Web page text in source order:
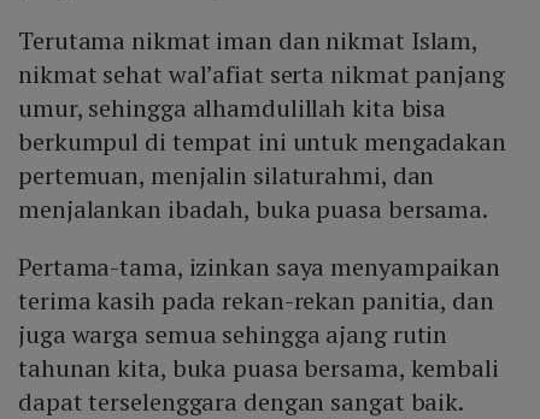
Terutama nikmat iman dan nikmat Islam,
nikmat sehat wal’afiat serta nikmat panjang
umur, sehingga alhamdulillah kita bisa
berkumpul di tempat ini untuk mengadakan
pertemuan, menjalin silaturahmi, dan
menjalankan ibadah, buka puasa bersama.
Pertama-tama, izinkan saya menyampaikan
terima kasih pada rekan-rekan panitia, dan
juga warga semua sehingga ajang rutin
tahunan kita, buka puasa bersama, kembali
dapat terselenggara dengan sangat baik.